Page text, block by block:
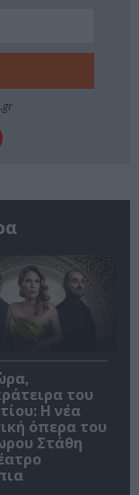
του
Η νέα
όπερα του
Στάθη